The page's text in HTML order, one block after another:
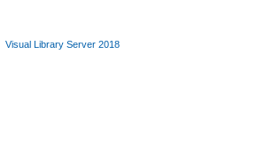
Visual Library Server 2018